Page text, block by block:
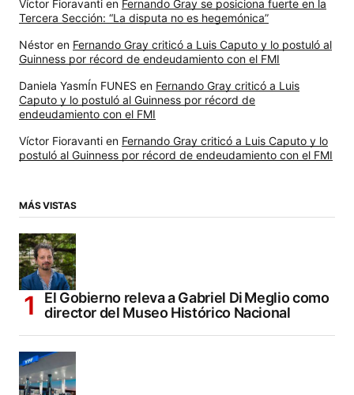
Víctor Fioravanti en Fernando Gray se posiciona fuerte en la
Tercera Sección: “La disputa no es hegemónica”
Néstor en Fernando Gray criticó a Luis Caputo y lo postuló al
Guinness por récord de endeudamiento con el FMI
Daniela YasmÍn FUNES en Fernando Gray criticó a Luis
Caputo y lo postuló al Guinness por récord de
endeudamiento con el FMI
Víctor Fioravanti en Fernando Gray criticó a Luis Caputo y lo
postuló al Guinness por récord de endeudamiento con el FMI
MÁS VISTAS
El Gobierno releva a Gabriel Di Meglio como
director del Museo Histórico Nacional